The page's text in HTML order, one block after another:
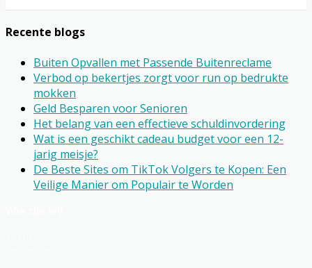
Recente blogs
Buiten Opvallen met Passende Buitenreclame
Verbod op bekertjes zorgt voor run op bedrukte
mokken
Geld Besparen voor Senioren
Het belang van een effectieve schuldinvordering
Wat is een geschikt cadeau budget voor een 12-
jarig meisje?
De Beste Sites om TikTok Volgers te Kopen: Een
Veilige Manier om Populair te Worden